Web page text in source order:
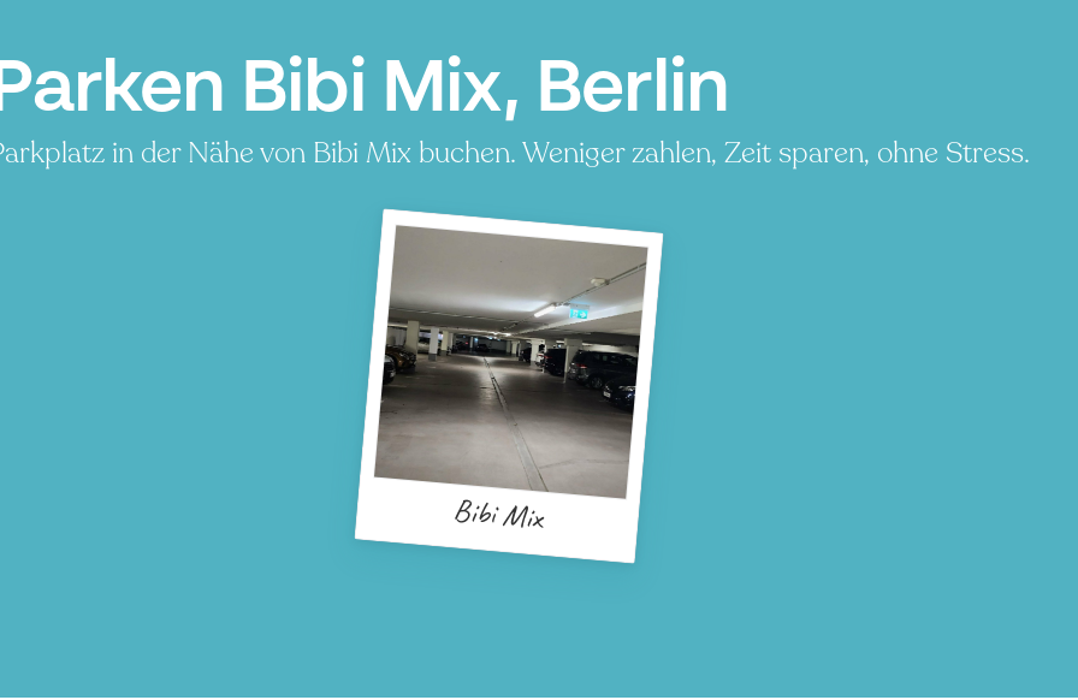
Bibi Mix, Berlin
in der Nähe von Bibi Mix buchen. Weniger zahlen, Zeit sparen, ohne Stress.
Bibi Mix